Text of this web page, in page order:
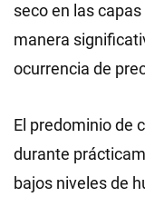
seco en las
manera
ocurrencia de
El predominio de
durante
bajos niveles de